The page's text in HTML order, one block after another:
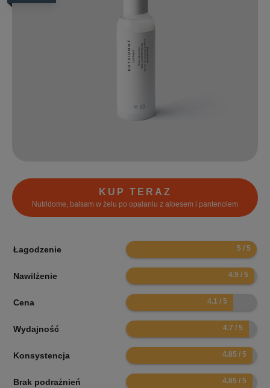
KUP TERAZ
Nutridome, balsam w żelu po opalaniu z aloesem i pantenolem
Łagodzenie 10
Nawilżenie 9.8
Cena 8.2
Wydajność 9.4
Konsystencja 9.7
Brak podrażnień 9.7